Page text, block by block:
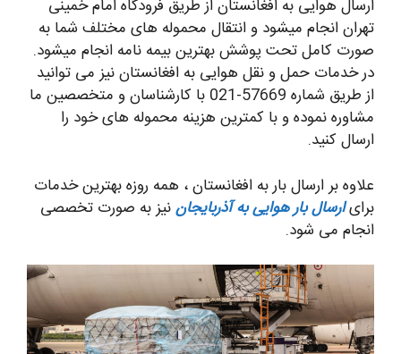
ارسال هوایی به افغانستان از طریق فرودگاه امام خمینی
تهران انجام میشود و انتقال محموله های مختلف شما به
صورت کامل تحت پوشش بهترین بیمه نامه انجام میشود.
در خدمات حمل و نقل هوایی به افغانستان نیز می توانید
از طریق شماره 57669-021 با کارشناسان و متخصصین ما
مشاوره نموده و با کمترین هزینه محموله های خود را
ارسال کنید.
علاوه بر ارسال بار به افغانستان ، همه روزه بهترین خدمات
برایارسال بار هوایی به آذربایجاننیز به صورت تخصصی
انجام می شود.